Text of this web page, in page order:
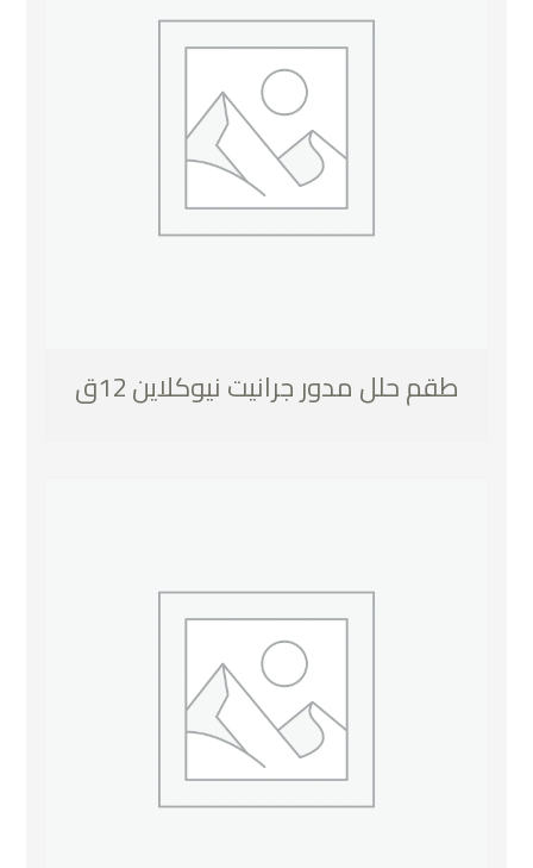
طقم حلل مدور جرانيت نيوكلاين 12ق